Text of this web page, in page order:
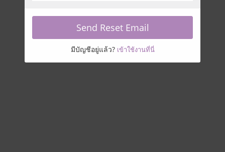
Send Reset Email
มีบัญชีอยู่แล้ว? เข้าใช้งานที่นี่